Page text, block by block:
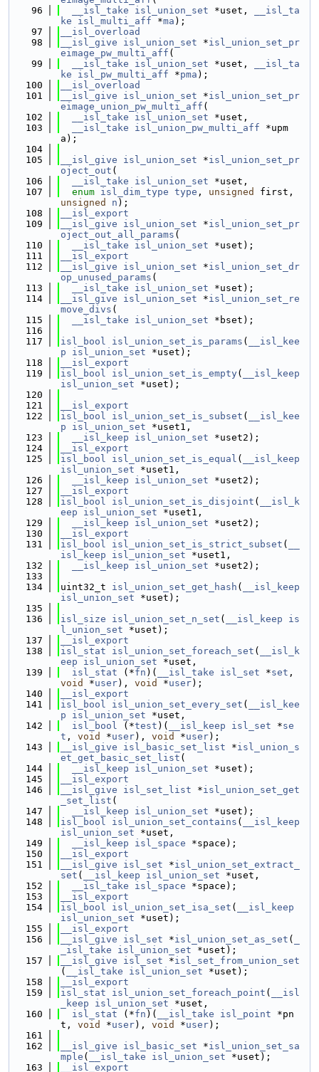
   96
__isl_take isl_union_set *uset,
__isl_ta
ke
isl_multi_aff *ma );
   97
__isl_overload
   98
__isl_give isl_union_set *isl_union_set_pr
eimage_pw_multi_aff (
   99
__isl_take isl_union_set *uset,
__isl_ta
ke
isl_pw_multi_aff *pma );
  100
__isl_overload
  101
__isl_give isl_union_set *isl_union_set_pr
eimage_union_pw_multi_aff (
  102
__isl_take isl_union_set *uset,
  103
__isl_take isl_union_pw_multi_aff *upm
a);
  104
  105
__isl_give isl_union_set *isl_union_set_pr
oject_out (
  106
__isl_take isl_union_set *uset,
  107
enum isl_dim_type type , unsigned
unsigned
n );
  108
__isl_export
  109
__isl_give isl_union_set *isl_union_set_pr
oject_out_all_params (
  110
__isl_take isl_union_set *uset);
  111
__isl_export
  112
__isl_give isl_union_set *isl_union_set_dr
op_unused_params (
  113
__isl_take isl_union_set *uset);
  114
__isl_give isl_union_set *isl_union_set_re
move_divs (
  115
__isl_take isl_union_set *bset);
  116
  117
isl_bool isl_union_set_is_params (
__isl_kee
p
isl_union_set *uset);
  118
__isl_export
  119
isl_bool isl_union_set_is_empty(
__isl_keep
isl_union_set *uset);
  120
  121
__isl_export
  122
isl_bool isl_union_set_is_subset (
__isl_kee
p
isl_union_set *uset1,
  123
__isl_keep isl_union_set *uset2);
  124
__isl_export
  125
isl_bool isl_union_set_is_equal (
__isl_keep
isl_union_set *uset1,
  126
__isl_keep isl_union_set *uset2);
  127
__isl_export
  128
isl_bool isl_union_set_is_disjoint (
__isl_k
eep
isl_union_set *uset1,
  129
__isl_keep isl_union_set *uset2);
  130
__isl_export
  131
isl_bool isl_union_set_is_strict_subset (
isl_keep
isl_union_set *uset1,
  132
__isl_keep isl_union_set *uset2);
  133
  134
uint32_t isl_union_set_get_hash (
__isl_keep
isl_union_set *uset);
  135
  136
isl_size isl_union_set_n_set ( __isl_keep
is
l_union_set *uset);
  137
__isl_export
  138
isl_stat isl_union_set_foreach_set (
__isl_k
eep
isl_union_set *uset,
  139
isl_stat (*fn )( __isl_take isl_set *set
void
*user), void *user);
  140
__isl_export
  141
isl_bool isl_union_set_every_set (
__isl_kee
p
isl_union_set *uset,
  142
isl_bool (*test )( __isl_keep isl_set *se
t , void *user), void *user);
  143
__isl_give isl_basic_set_list *isl_union_s
et_get_basic_set_list (
  144
__isl_keep isl_union_set *uset);
  145
__isl_export
  146
__isl_give isl_set_list *isl_union_set_get
_set_list (
  147
__isl_keep isl_union_set *uset);
  148
isl_bool isl_union_set_contains (
__isl_keep
isl_union_set *uset,
  149
__isl_keep isl_space *space);
  150
__isl_export
  151
__isl_give isl_set *isl_union_set_extract_
set ( __isl_keep isl_union_set *uset,
  152
__isl_take isl_space *space);
  153
__isl_export
  154
isl_bool isl_union_set_isa_set (
__isl_keep
isl_union_set *uset);
  155
__isl_export
  156
__isl_give isl_set *isl_union_set_as_set (
_isl_take
isl_union_set *uset);
  157
__isl_give isl_set *isl_set_from_union_set
(
__isl_take isl_union_set *uset);
  158
__isl_export
  159
isl_stat isl_union_set_foreach_point (
__isl
_keep
isl_union_set *uset,
  160
isl_stat (*fn )( __isl_take isl_point *pn
t, void *user), void *user);
  161
  162
__isl_give isl_basic_set *isl_union_set_sa
mple ( __isl_take isl_union_set *uset);
  163
__isl_export